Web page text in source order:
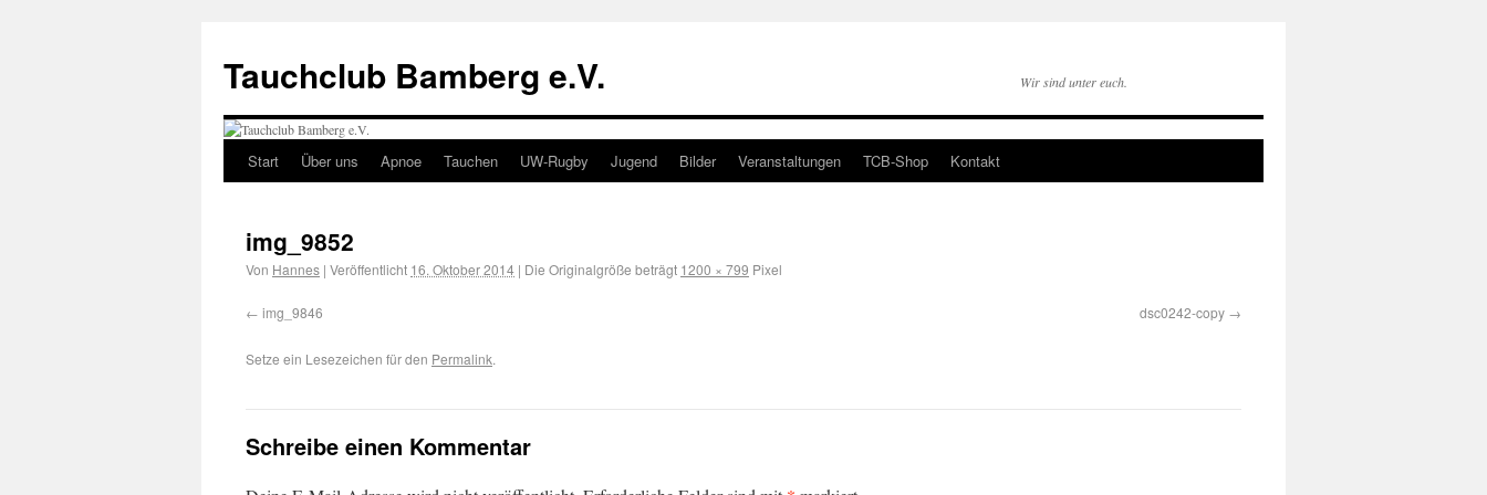
Tauchclub Bamberg e.V. Wir sind unter euch.
Start Über uns Apnoe Tauchen UW-Rugby Jugend Bilder Veranstaltungen TCB-Shop Kontakt
img_9852
Von Hannes | Veröffentlicht 16. Oktober 2014 | Die Originalgröße beträgt 1200 × 799 Pixel
img_9846 dsc0242-copy
Setze ein Lesezeichen für den Permalink.
Schreibe einen Kommentar